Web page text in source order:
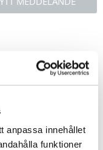
anpassa innehållet
funktioner